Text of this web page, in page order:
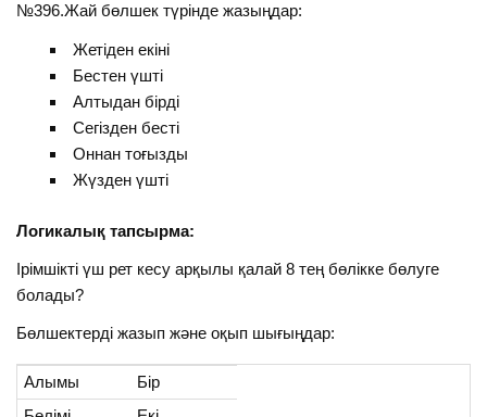
№396.Жай бөлшек түрінде жазыңдар:
Жетіден екіні
Бестен үшті
Алтыдан бірді
Сегізден бесті
Оннан тоғызды
Жүзден үшті
Логикалық тапсырма:
Ірімшікті үш рет кесу арқылы қалай 8 тең бөлікке бөлуге
болады?
Бөлшектерді жазып және оқып шығыңдар:
Алымы
Бір